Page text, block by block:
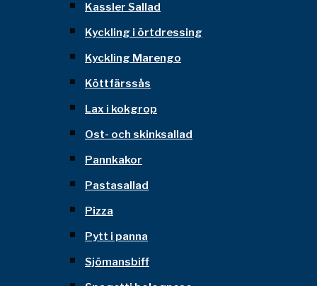
Kassler Sallad
Kyckling i örtdressing
Kyckling Marengo
Köttfärssås
Lax i kokgrop
Ost- och skinksallad
Pannkakor
Pastasallad
Pizza
Pytt i panna
Sjömansbiff